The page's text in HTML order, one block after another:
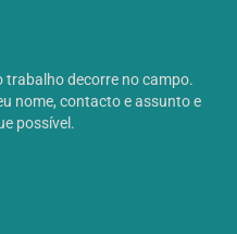
decorre no campo.
nome, contacto e assunto e
possível.